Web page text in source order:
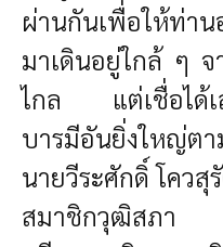
ผ่านกันเพื่อให้ท่าน
มาเดินอยู่ใกล้ ๆ จ
ไกล แต่เชื่อได้เ
บารมีอันยิ่งใหญ่ตา
นายวีระศักดิ์ โควสุ
สมาชิกวุฒิสภา